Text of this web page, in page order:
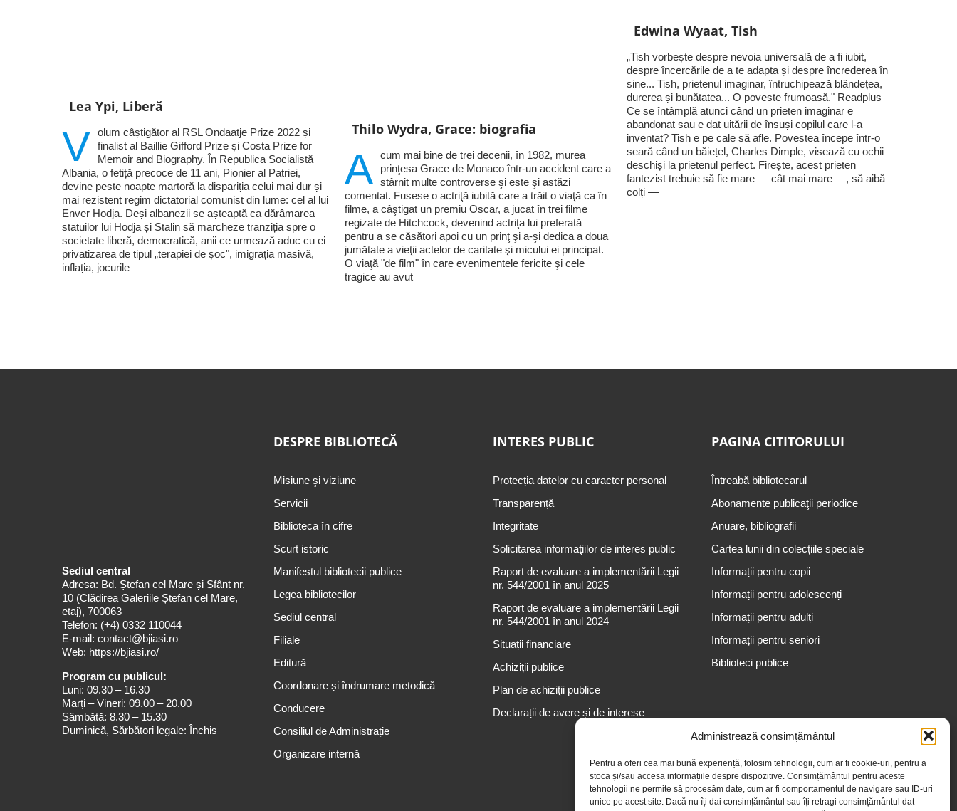
Administrează consimțământul
Pentru a oferi cea mai bună experiență, folosim tehnologii, cum ar fi cookie-uri, pentru a
stoca și/sau accesa informațiile despre dispozitive. Consimțământul pentru aceste
tehnologii ne permite să procesăm date, cum ar fi comportamentul de navigare sau ID-uri
unice pe acest site. Dacă nu îți dai consimțământul sau îți retragi consimțământul dat
Lea Ypi, Liberă
V olum câștigător al RSL Ondaatje Prize 2022 și
finalist al Baillie Gifford Prize și Costa Prize for
Memoir and Biography. În Republica Socialistă
Albania, o fetiță precoce de 11 ani, Pionier al Patriei,
devine peste noapte martoră la dispariția celui mai dur și
mai rezistent regim dictatorial comunist din lume: cel al lui
Enver Hodja. Deși albanezii se așteaptă ca dărâmarea
statuilor lui Hodja și Stalin să marcheze tranziția spre o
societate liberă, democratică, anii ce urmează aduc cu ei
privatizarea de tipul „terapiei de șoc", imigrația masivă,
inflația, jocurile
Thilo Wydra, Grace: biografia
A
cum mai bine de trei decenii, în 1982, murea
prinţesa Grace de Monaco într-un accident care a
stârnit multe controverse şi este şi astăzi
comentat. Fusese o actriţă iubită care a trăit o viaţă ca în
filme, a câştigat un premiu Oscar, a jucat în trei filme
regizate de Hitchcock, devenind actriţa lui preferată
pentru a se căsători apoi cu un prinţ şi a-şi dedica a doua
jumătate a vieţii actelor de caritate şi micului ei principat.
O viaţă "de film" în care evenimentele fericite şi cele
tragice au avut
Edwina Wyaat, Tish
„Tish vorbește despre nevoia universală de a fi iubit,
despre încercările de a te adapta și despre încrederea în
sine... Tish, prietenul imaginar, întruchipează blândețea,
durerea și bunătatea... O poveste frumoasă." Readplus
Ce se întâmplă atunci când un prieten imaginar e
abandonat sau e dat uitării de însuși copilul care l-a
inventat? Tish e pe cale să afle. Povestea începe într-o
seară când un băiețel, Charles Dimple, visează cu ochii
deschiși la prietenul perfect. Firește, acest prieten
fantezist trebuie să fie mare — cât mai mare —, să aibă
colți —
Sediul central
Adresa: Bd. Ștefan cel Mare și Sfânt nr.
10 (Clădirea Galeriile Ștefan cel Mare,
etaj), 700063
Telefon: (+4) 0332 110044
E-mail: contact@bjiasi.ro
Web: https://bjiasi.ro/
Program cu publicul:
Luni: 09.30 – 16.30
Marți – Vineri: 09.00 – 20.00
Sâmbătă: 8.30 – 15.30
Duminică, Sărbători legale: Închis
DESPRE BIBLIOTECĂ
Misiune şi viziune
Servicii
Biblioteca în cifre
Scurt istoric
Manifestul bibliotecii publice
Legea bibliotecilor
Sediul central
Filiale
Editură
Coordonare și îndrumare metodică
Conducere
Consiliul de Administrație
Organizare internă
INTERES PUBLIC
Protecția datelor cu caracter personal
Transparență
Integritate
Solicitarea informaţiilor de interes public
Raport de evaluare a implementării Legii
nr. 544/2001 în anul 2025
Raport de evaluare a implementării Legii
nr. 544/2001 în anul 2024
Situații financiare
Achiziții publice
Plan de achiziţii publice
Declarații de avere și de interese
PAGINA CITITORULUI
Întreabă bibliotecarul
Abonamente publicaţii periodice
Anuare, bibliografii
Cartea lunii din colecțiile speciale
Informații pentru copii
Informații pentru adolescenți
Informații pentru adulți
Informații pentru seniori
Biblioteci publice